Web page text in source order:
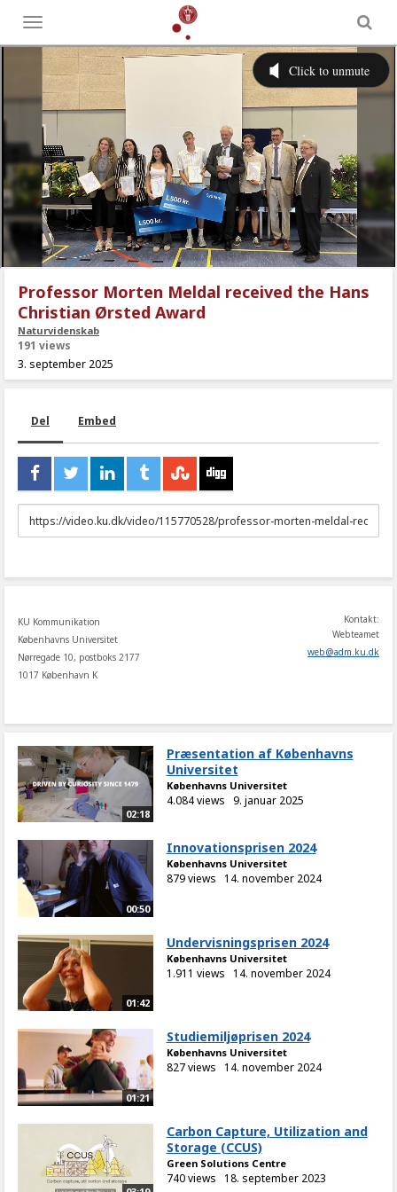
Toggle
menu
Professor Morten Meldal received the Hans
Christian Ørsted Award
Naturvidenskab
191 views
3. september 2025
Del Embed
URL
to
KU Kommunikation
Københavns Universitet
Nørregade 10, postboks 2177
1017 København K
Kontakt:
Webteamet
web@adm.ku.dk
02:18
Præsentation af Københavns
Universitet
Københavns Universitet
4.084 views 9. januar 2025
00:50
Innovationsprisen 2024
Københavns Universitet
879 views 14. november 2024
01:42
Undervisningsprisen 2024
Københavns Universitet
1.911 views 14. november 2024
01:21
Studiemiljøprisen 2024
Københavns Universitet
827 views 14. november 2024
Carbon Capture, Utilization and
Storage (CCUS)
Green Solutions Centre
740 views 18. september 2023